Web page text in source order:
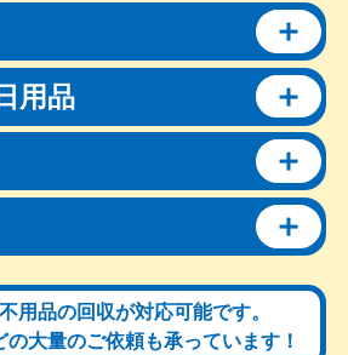
用品
用品の回収が対応可能です。
の大量のご依頼も承っています！